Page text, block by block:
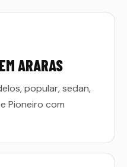
ARARAS
popular, sedan,
Pioneiro com